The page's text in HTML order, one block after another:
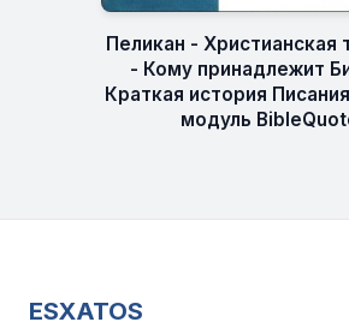
Пеликан - Христианская
- Кому принадлежит
Краткая история
модуль
ESXATOS